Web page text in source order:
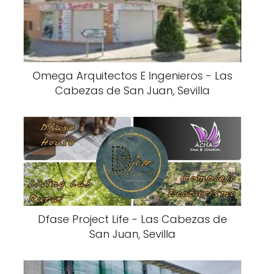
Omega Arquitectos E Ingenieros - Las
Cabezas de San Juan, Sevilla
Dfase Project Life - Las Cabezas de
San Juan, Sevilla